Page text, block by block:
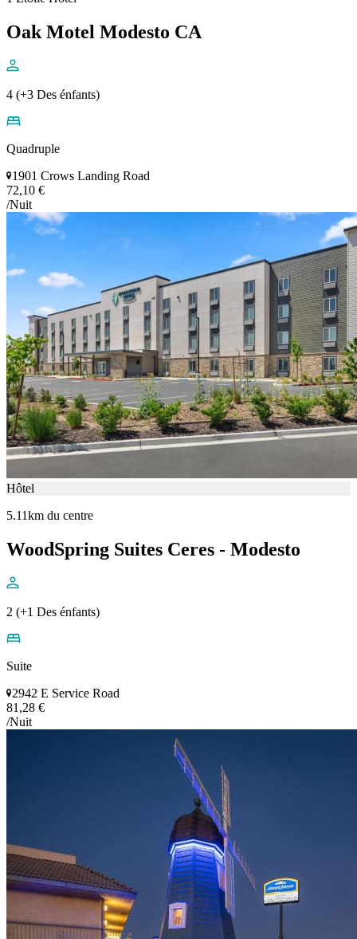
Oak Motel Modesto CA
4 (+3 Des énfants)
Quadruple
1901 Crows Landing Road
72,10 €
/Nuit
Hôtel
5.11km du centre
WoodSpring Suites Ceres - Modesto
2 (+1 Des énfants)
Suite
2942 E Service Road
81,28 €
/Nuit